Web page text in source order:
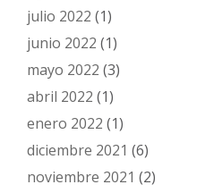
julio 2022 (1)
junio 2022 (1)
mayo 2022 (3)
abril 2022 (1)
enero 2022 (1)
diciembre 2021 (6)
noviembre 2021 (2)